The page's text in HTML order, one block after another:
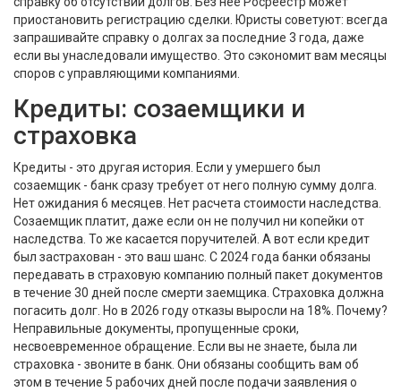
приостановить регистрацию сделки. Юристы советуют: всегда
запрашивайте справку о долгах за последние 3 года, даже
если вы унаследовали имущество. Это сэкономит вам месяцы
споров с управляющими компаниями.
Кредиты: созаемщики и
страховка
Кредиты - это другая история. Если у умершего был
созаемщик - банк сразу требует от него полную сумму долга.
Нет ожидания 6 месяцев. Нет расчета стоимости наследства.
Созаемщик платит, даже если он не получил ни копейки от
наследства. То же касается поручителей. А вот если кредит
был застрахован - это ваш шанс. С 2024 года банки обязаны
передавать в страховую компанию полный пакет документов
в течение 30 дней после смерти заемщика. Страховка должна
погасить долг. Но в 2026 году отказы выросли на 18%. Почему?
Неправильные документы, пропущенные сроки,
несвоевременное обращение. Если вы не знаете, была ли
страховка - звоните в банк. Они обязаны сообщить вам об
этом в течение 5 рабочих дней после подачи заявления о